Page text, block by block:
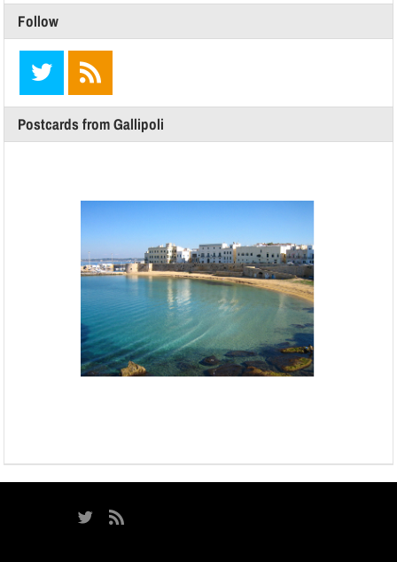
Follow
Postcards from Gallipoli